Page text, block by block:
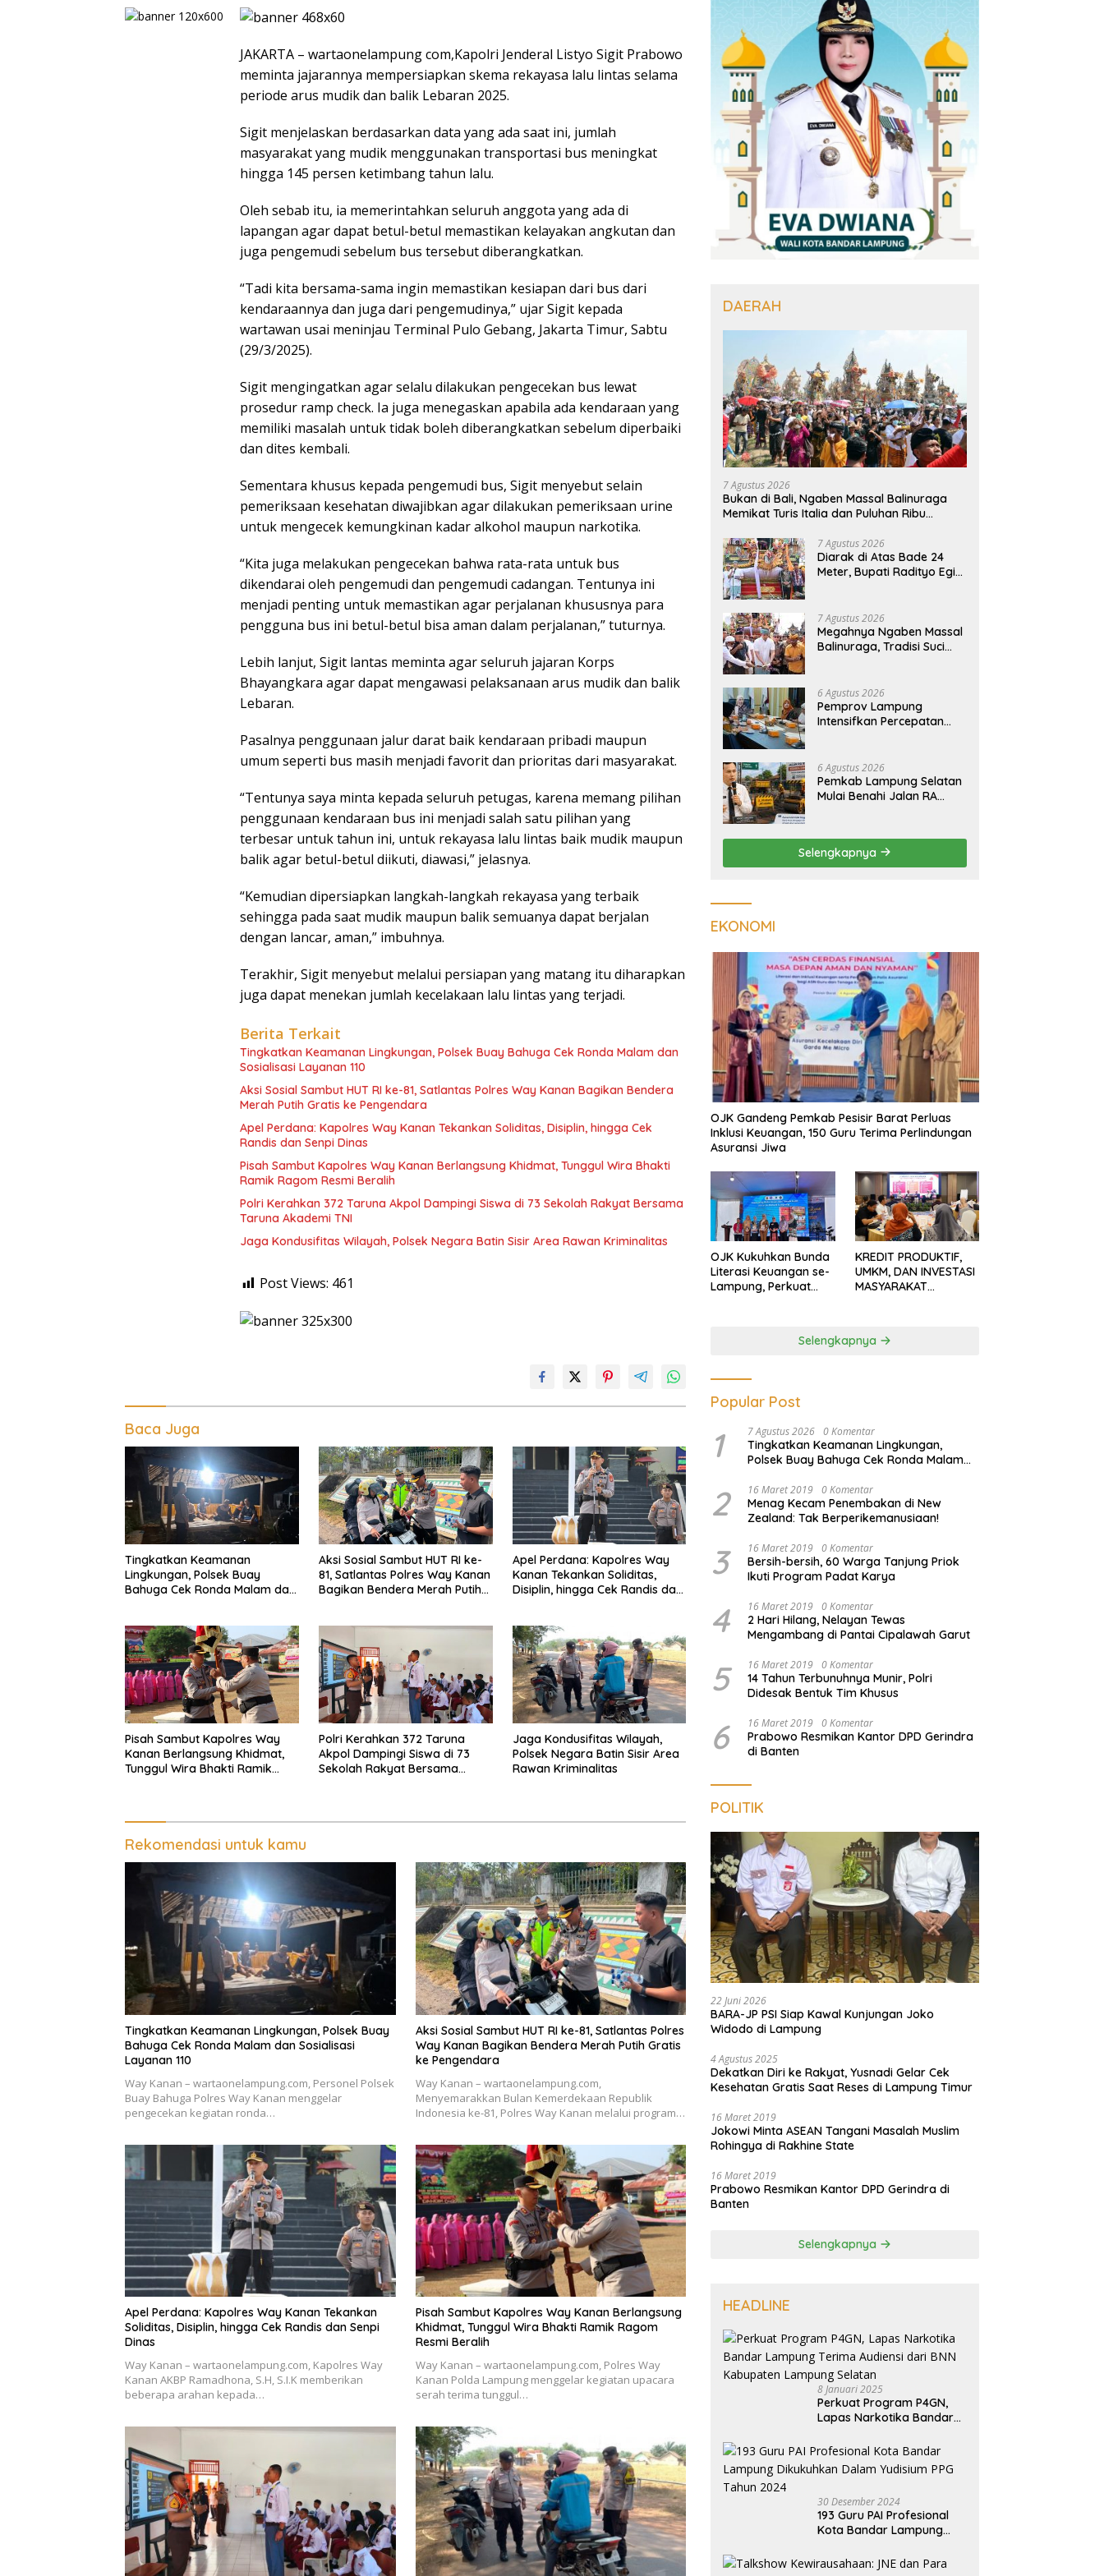
JAKARTA – wartaonelampung com,Kapolri Jenderal Listyo Sigit Prabowo
meminta jajarannya mempersiapkan skema rekayasa lalu lintas selama
periode arus mudik dan balik Lebaran 2025.
Sigit menjelaskan berdasarkan data yang ada saat ini, jumlah
masyarakat yang mudik menggunakan transportasi bus meningkat
hingga 145 persen ketimbang tahun lalu.
Oleh sebab itu, ia memerintahkan seluruh anggota yang ada di
lapangan agar dapat betul-betul memastikan kelayakan angkutan dan
juga pengemudi sebelum bus tersebut diberangkatkan.
“Tadi kita bersama-sama ingin memastikan kesiapan dari bus dari
kendaraannya dan juga dari pengemudinya,” ujar Sigit kepada
wartawan usai meninjau Terminal Pulo Gebang, Jakarta Timur, Sabtu
(29/3/2025).
Sigit mengingatkan agar selalu dilakukan pengecekan bus lewat
prosedur ramp check. Ia juga menegaskan apabila ada kendaraan yang
memiliki masalah untuk tidak boleh diberangkatkan sebelum diperbaiki
dan dites kembali.
Sementara khusus kepada pengemudi bus, Sigit menyebut selain
pemeriksaan kesehatan diwajibkan agar dilakukan pemeriksaan urine
untuk mengecek kemungkinan kadar alkohol maupun narkotika.
“Kita juga melakukan pengecekan bahwa rata-rata untuk bus
dikendarai oleh pengemudi dan pengemudi cadangan. Tentunya ini
menjadi penting untuk memastikan agar perjalanan khususnya para
pengguna bus ini betul-betul bisa aman dalam perjalanan,” tuturnya.
Lebih lanjut, Sigit lantas meminta agar seluruh jajaran Korps
Bhayangkara agar dapat mengawasi pelaksanaan arus mudik dan balik
Lebaran.
Pasalnya penggunaan jalur darat baik kendaraan pribadi maupun
umum seperti bus masih menjadi favorit dan prioritas dari masyarakat.
“Tentunya saya minta kepada seluruh petugas, karena memang pilihan
penggunaan kendaraan bus ini menjadi salah satu pilihan yang
terbesar untuk tahun ini, untuk rekayasa lalu lintas baik mudik maupun
balik agar betul-betul diikuti, diawasi,” jelasnya.
“Kemudian dipersiapkan langkah-langkah rekayasa yang terbaik
sehingga pada saat mudik maupun balik semuanya dapat berjalan
dengan lancar, aman,” imbuhnya.
Terakhir, Sigit menyebut melalui persiapan yang matang itu diharapkan
juga dapat menekan jumlah kecelakaan lalu lintas yang terjadi.
Berita Terkait
Tingkatkan Keamanan Lingkungan, Polsek Buay Bahuga Cek Ronda Malam dan
Sosialisasi Layanan 110
Aksi Sosial Sambut HUT RI ke-81, Satlantas Polres Way Kanan Bagikan Bendera
Merah Putih Gratis ke Pengendara
Apel Perdana: Kapolres Way Kanan Tekankan Soliditas, Disiplin, hingga Cek
Randis dan Senpi Dinas
Pisah Sambut Kapolres Way Kanan Berlangsung Khidmat, Tunggul Wira Bhakti
Ramik Ragom Resmi Beralih
Polri Kerahkan 372 Taruna Akpol Dampingi Siswa di 73 Sekolah Rakyat Bersama
Taruna Akademi TNI
Jaga Kondusifitas Wilayah, Polsek Negara Batin Sisir Area Rawan Kriminalitas
Post Views: 461
Baca Juga
Tingkatkan Keamanan
Lingkungan, Polsek Buay
Bahuga Cek Ronda Malam dan
Aksi Sosial Sambut HUT RI ke-
81, Satlantas Polres Way Kanan
Bagikan Bendera Merah Putih
Apel Perdana: Kapolres Way
Kanan Tekankan Soliditas,
Disiplin, hingga Cek Randis dan
Pisah Sambut Kapolres Way
Kanan Berlangsung Khidmat,
Tunggul Wira Bhakti Ramik
Polri Kerahkan 372 Taruna
Akpol Dampingi Siswa di 73
Sekolah Rakyat Bersama
Jaga Kondusifitas Wilayah,
Polsek Negara Batin Sisir Area
Rawan Kriminalitas
Rekomendasi untuk kamu
Tingkatkan Keamanan Lingkungan, Polsek Buay
Bahuga Cek Ronda Malam dan Sosialisasi
Layanan 110
Way Kanan – wartaonelampung.com, Personel Polsek
Buay Bahuga Polres Way Kanan menggelar
pengecekan kegiatan ronda…
Aksi Sosial Sambut HUT RI ke-81, Satlantas Polres
Way Kanan Bagikan Bendera Merah Putih Gratis
ke Pengendara
Way Kanan – wartaonelampung.com,
Menyemarakkan Bulan Kemerdekaan Republik
Indonesia ke-81, Polres Way Kanan melalui program…
Apel Perdana: Kapolres Way Kanan Tekankan
Soliditas, Disiplin, hingga Cek Randis dan Senpi
Dinas
Way Kanan – wartaonelampung.com, Kapolres Way
Kanan AKBP Ramadhona, S.H, S.I.K memberikan
beberapa arahan kepada…
Pisah Sambut Kapolres Way Kanan Berlangsung
Khidmat, Tunggul Wira Bhakti Ramik Ragom
Resmi Beralih
Way Kanan – wartaonelampung.com, Polres Way
Kanan Polda Lampung menggelar kegiatan upacara
serah terima tunggul…
DAERAH
7 Agustus 2026
Bukan di Bali, Ngaben Massal Balinuraga
Memikat Turis Italia dan Puluhan Ribu
7 Agustus 2026
Diarak di Atas Bade 24
Meter, Bupati Radityo Egi
‘Penglipuran’ Kedua pada
2027
7 Agustus 2026
Megahnya Ngaben Massal
Balinuraga, Tradisi Suci
dan Merekatkan Ikatan
Keluarga
6 Agustus 2026
Pemprov Lampung
Intensifkan Percepatan
Tanggamus
6 Agustus 2026
Pemkab Lampung Selatan
Mulai Benahi Jalan RA
Demi Keselamatan
Pengguna Jalan
Selengkapnya
EKONOMI
OJK Gandeng Pemkab Pesisir Barat Perluas
Inklusi Keuangan, 150 Guru Terima Perlindungan
Asuransi Jiwa
OJK Kukuhkan Bunda
Literasi Keuangan se-
Lampung, Perkuat
KREDIT PRODUKTIF,
UMKM, DAN INVESTASI
MASYARAKAT
Selengkapnya
Popular Post
1 7 Agustus 2026 0 Komentar
Tingkatkan Keamanan Lingkungan,
Polsek Buay Bahuga Cek Ronda Malam
2 16 Maret 2019 0 Komentar
Menag Kecam Penembakan di New
Zealand: Tak Berperikemanusiaan!
3 16 Maret 2019 0 Komentar
Bersih-bersih, 60 Warga Tanjung Priok
Ikuti Program Padat Karya
4 16 Maret 2019 0 Komentar
2 Hari Hilang, Nelayan Tewas
Mengambang di Pantai Cipalawah Garut
5 16 Maret 2019 0 Komentar
14 Tahun Terbunuhnya Munir, Polri
Didesak Bentuk Tim Khusus
6 16 Maret 2019 0 Komentar
Prabowo Resmikan Kantor DPD Gerindra
di Banten
POLITIK
22 Juni 2026
BARA-JP PSI Siap Kawal Kunjungan Joko
Widodo di Lampung
4 Agustus 2025
Dekatkan Diri ke Rakyat, Yusnadi Gelar Cek
Kesehatan Gratis Saat Reses di Lampung Timur
16 Maret 2019
Jokowi Minta ASEAN Tangani Masalah Muslim
Rohingya di Rakhine State
16 Maret 2019
Prabowo Resmikan Kantor DPD Gerindra di
Banten
Selengkapnya
HEADLINE
8 Januari 2025
Perkuat Program P4GN,
Lapas Narkotika Bandar
dari BNN Kabupaten
Lampung Selatan
30 Desember 2024
193 Guru PAI Profesional
Kota Bandar Lampung
Yudisium PPG Tahun 2024